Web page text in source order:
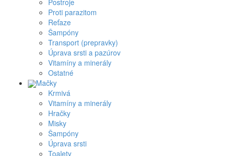
Proti parazitom
Reťaze
Šampóny
Transport (prepravky)
Úprava srsti a pazúrov
Vitamíny a minerály
Ostatné
Mačky
Krmivá
Vitamíny a minerály
Hračky
Misky
Šampóny
Úprava srsti
Toalety